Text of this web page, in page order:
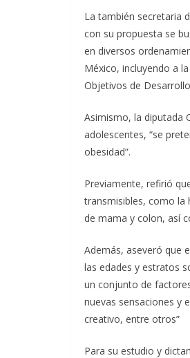
La también secretaria
con su propuesta se
en diversos
México, incluyendo a
Objetivos de
Asimismo, la diputada
adolescentes, “se
obesidad”.
Previamente, refirió
transmisibles, como la
de mama y colon, así
Además, aseveró que
las edades y estratos
un conjunto de
nuevas sensaciones y
creativo, entre otros”
Para su estudio y